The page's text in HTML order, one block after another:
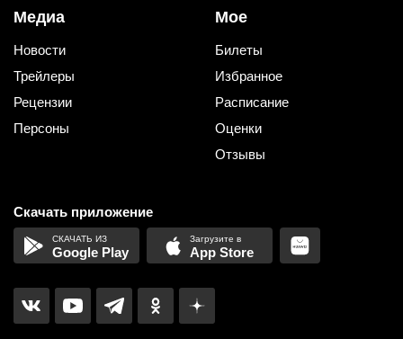
Медиа
Новости
Трейлеры
Рецензии
Персоны
Мое
Билеты
Избранное
Расписание
Оценки
Отзывы
Скачать приложение
Google Play App Store